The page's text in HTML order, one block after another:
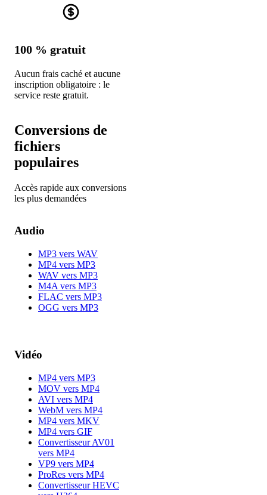
100 % gratuit
Aucun frais caché et aucune
inscription obligatoire : le
service reste gratuit.
Conversions de
fichiers
populaires
Accès rapide aux conversions
les plus demandées
Audio
MP3 vers WAV
MP4 vers MP3
WAV vers MP3
M4A vers MP3
FLAC vers MP3
OGG vers MP3
Vidéo
MP4 vers MP3
MOV vers MP4
AVI vers MP4
WebM vers MP4
MP4 vers MKV
MP4 vers GIF
Convertisseur AV01
vers MP4
VP9 vers MP4
ProRes vers MP4
Convertisseur HEVC